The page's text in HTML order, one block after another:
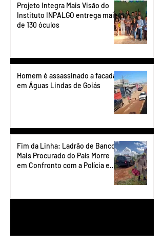
Projeto Integra Mais Visão do
Instituto INPALGO entrega mais
de 130 óculos
Homem é assassinado a facadas
em Águas Lindas de Goiás
Fim da Linha: Ladrão de Banco
Mais Procurado do País Morre
em Confronto com a Polícia em